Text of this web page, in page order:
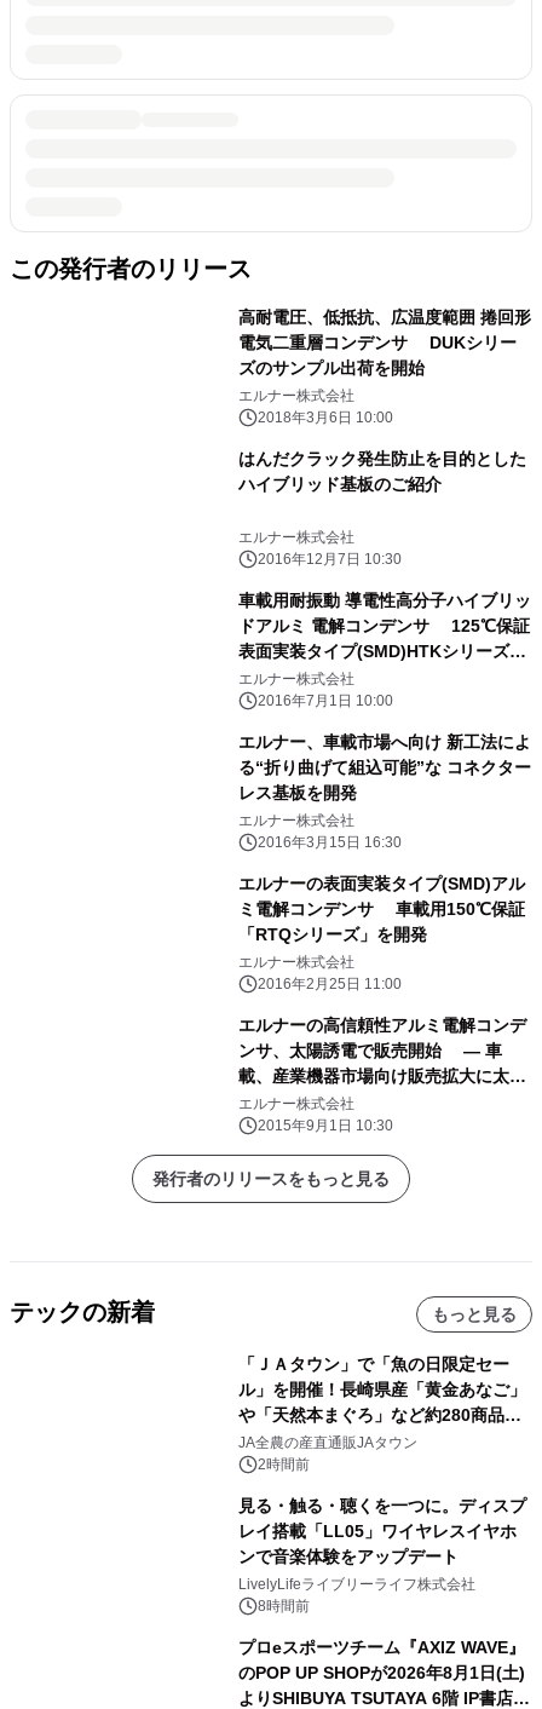
この発行者のリリース
高耐電圧、低抵抗、広温度範囲 捲回形
電気二重層コンデンサ DUKシリー
ズのサンプル出荷を開始
エルナー株式会社
2018年3月6日 10:00
はんだクラック発生防止を目的とした
ハイブリッド基板のご紹介
エルナー株式会社
2016年12月7日 10:30
車載用耐振動 導電性高分子ハイブリッ
ドアルミ 電解コンデンサ 125℃保証
表面実装タイプ(SMD)HTKシリーズ及
び、 105℃保証 表面実装タイプ
(SMD)HTシリーズの 量産を開始
エルナー株式会社
2016年7月1日 10:00
エルナー、車載市場へ向け 新工法によ
る“折り曲げて組込可能”な コネクター
レス基板を開発
エルナー株式会社
2016年3月15日 16:30
エルナーの表面実装タイプ(SMD)アル
ミ電解コンデンサ 車載用150℃保証
「RTQシリーズ」を開発
エルナー株式会社
2016年2月25日 11:00
エルナーの高信頼性アルミ電解コンデ
ンサ、太陽誘電で販売開始 ― 車
載、産業機器市場向け販売拡大に太陽
誘電の販売網を最大活用 ―
エルナー株式会社
2015年9月1日 10:30
発行者のリリースをもっと見る
テックの新着 もっと見る
「ＪＡタウン」で「魚の日限定セー
ル」を開催！長崎県産「黄金あなご」
や「天然本まぐろ」など約280商品を
販売！～毎月１０日の定例企画～
JA全農の産直通販JAタウン
2時間前
見る・触る・聴くを一つに。ディスプ
レイ搭載「LL05」ワイヤレスイヤホ
ンで音楽体験をアップデート
LivelyLifeライブリーライフ株式会社
8時間前
プロeスポーツチーム『AXIZ WAVE』
のPOP UP SHOPが2026年8月1日(土)
よりSHIBUYA TSUTAYA 6階 IP書店で